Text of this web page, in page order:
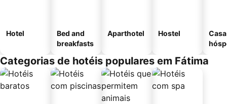
Hotel
Bed and
breakfasts
Aparthotel Hostel
Categorias de hotéis populares em Fátima